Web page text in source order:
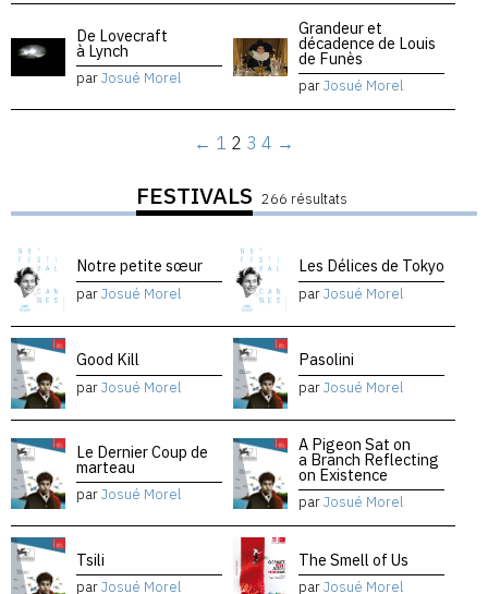
De Lovecraft
à Lynch
parJosué Morel
Grandeur et
décadence de Louis
de Funès
parJosué Morel
← 1 2 3 4 →
FESTIVALS 266 résultats
Notre petite sœur
parJosué Morel
Les Délices de Tokyo
parJosué Morel
Good Kill
parJosué Morel
Pasolini
parJosué Morel
Le Dernier Coup de
marteau
parJosué Morel
A Pigeon Sat on
a Branch Reflecting
on Existence
parJosué Morel
Tsili
parJosué Morel
The Smell of Us
parJosué Morel